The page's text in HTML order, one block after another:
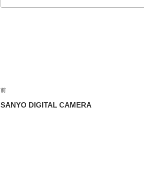
投
稿
前
の
前
SANYO DIGITAL CAMERA